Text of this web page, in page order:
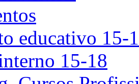
educativo 15-
15-18